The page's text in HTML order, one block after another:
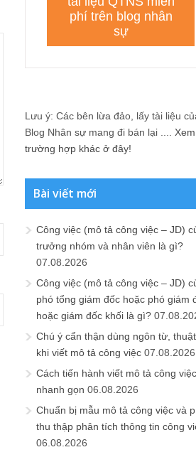
Lưu ý: Các bên lừa đảo, lấy tài liệu
Blog Nhân sự mang đi bán lại ....
trường hợp khác ở đây!
Bài viết mới
Công việc (mô tả công việc – JD)
trưởng nhóm và nhân viên là gì?
07.08.2026
Công việc (mô tả công việc – JD)
phó tổng giám đốc hoặc phó giám
hoặc giám đốc khối là gì?
Chú ý cẩn thận dùng ngôn từ,
khi viết mô tả công việc 07.08.2026
Cách tiến hành viết mô tả công việc
nhanh gọn 06.08.2026
Chuẩn bị mẫu mô tả công việc và
thu thập phân tích thông tin công
06.08.2026